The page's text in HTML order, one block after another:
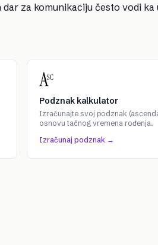
za komunikaciju često vodi
Podznak kalkulator
Izračunajte svoj podznak
osnovu tačnog vremena rođenja.
Izračunaj podznak →